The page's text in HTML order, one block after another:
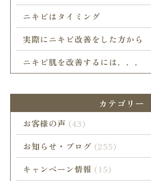
ニキビはタイミング
実際にニキビ改善をした方から
ニキビ肌を改善するには．．．
カテゴリー
お客様の声 (43)
お知らせ・ブログ (255)
キャンペーン情報 (15)